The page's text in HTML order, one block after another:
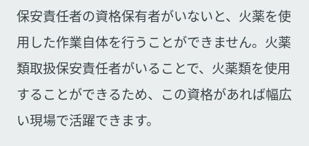
保安責任者の資格保有者がいないと、火薬を使
用した作業自体を行うことができません。火薬
類取扱保安責任者がいることで、火薬類を使用
することができるため、この資格があれば幅広
い現場で活躍できます。